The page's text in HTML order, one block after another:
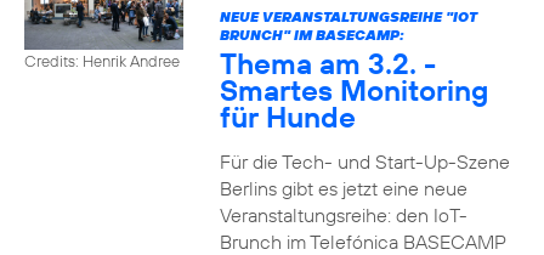
Credits: Henrik Andree
NEUE VERANSTALTUNGSREIHE "IOT
BRUNCH" IM BASECAMP:
Thema am 3.2. -
Smartes Monitoring
für Hunde
Für die Tech- und Start-Up-Szene
Berlins gibt es jetzt eine neue
Veranstaltungsreihe: den IoT-
Brunch im Telefónica BASECAMP